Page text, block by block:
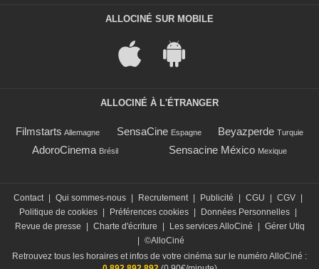
ALLOCINÉ SUR MOBILE
ALLOCINÉ À L'ÉTRANGER
Filmstarts Allemagne SensaCine Espagne Beyazperde Turquie
AdoroCinema Brésil Sensacine México Mexique
Contact Qui sommes-nous Recrutement Publicité CGU CGV
Politique de cookies
Préférences cookies Données Personnelles
Revue de presse
Charte d'écriture Les services AlloCiné
Gérer Utiq
©AlloCiné
Retrouvez tous les horaires et infos de votre cinéma sur le numéro AlloCiné :